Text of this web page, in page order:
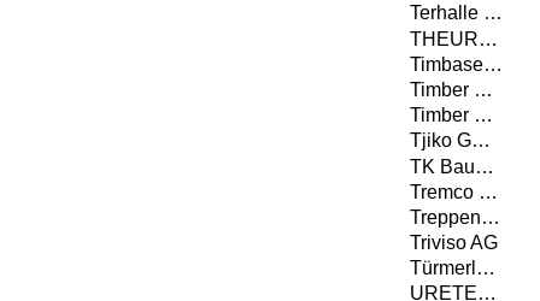
Terhalle Holzbau GmbH
THEURL HOLZ ASSLING GMBH
Timbase Schweiz AG
Timber Concept GmbH
Timber Structures 3.0 AG
Tjiko GmbH
TK Baupartner GmbH
Tremco CPG Germany GmbH
Treppenbau.ch AG
Triviso AG
Türmerleim GmbH
URETEK Deutschland GmbH